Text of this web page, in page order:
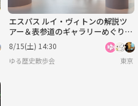
エスパス ルイ・ヴィトンの解説ツ
アー＆表参道のギャラリーめぐり
（初心者歓迎）
8/15(土) 14:30
ゆる歴史散歩会 東京